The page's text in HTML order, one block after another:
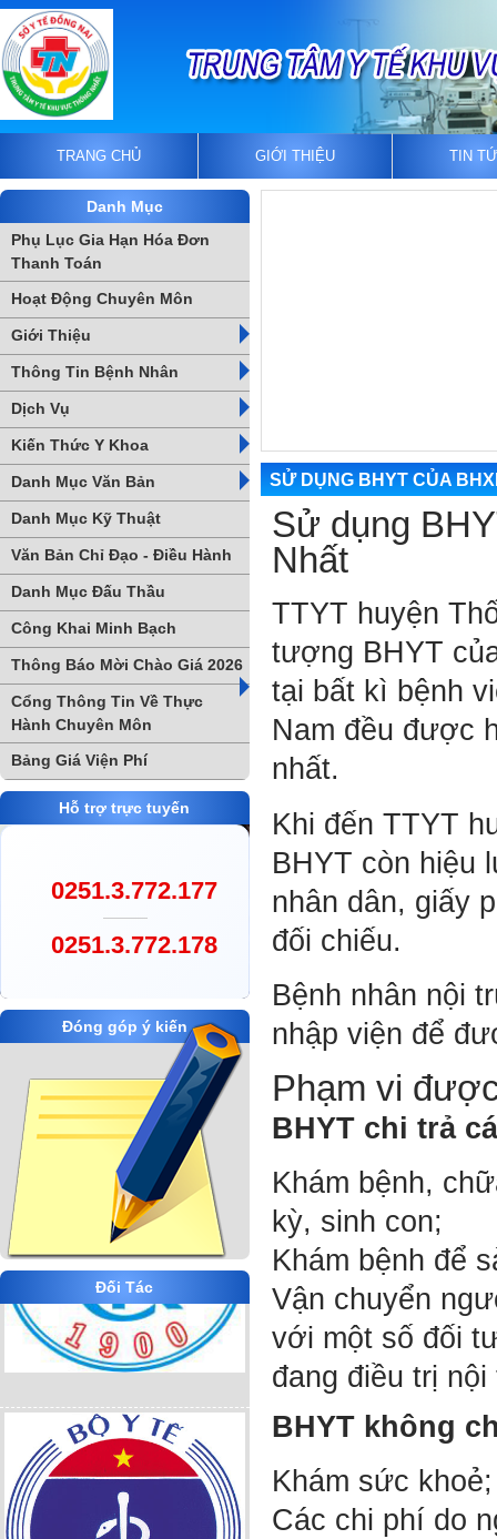
TRANG CHỦ GIỚI THIỆU TIN
SỬ DỤNG BHYT CỦA
Sử dụng
Nhất
TTYT huyện
tượng BHYT
tại bất kì bệnh
Nam đều được
nhất.
Khi đến TTYT
BHYT còn hiệu
nhân dân, giấy
đối chiếu.
Bệnh nhân nội
nhập viện để
Phạm vi
BHYT chi trả
Khám bệnh,
kỳ, sinh con;
Khám bệnh để
Vận chuyển
với một số đối
đang điều trị
BHYT không
Khám sức khoẻ;
Các chi phí do
Danh Mục
Phụ Lục Gia Hạn Hóa Đơn
Thanh Toán
Hoạt Động Chuyên Môn
Giới Thiệu
Thông Tin Bệnh Nhân
Dịch Vụ
Kiến Thức Y Khoa
Danh Mục Văn Bản
Danh Mục Kỹ Thuật
Văn Bản Chỉ Đạo - Điều Hành
Danh Mục Đấu Thầu
Công Khai Minh Bạch
Thông Báo Mời Chào Giá 2026
Cổng Thông Tin Về Thực
Hành Chuyên Môn
Bảng Giá Viện Phí
Hỗ trợ trực tuyến
0251.3.772.177
0251.3.772.178
Đóng góp ý kiến
Đối Tác